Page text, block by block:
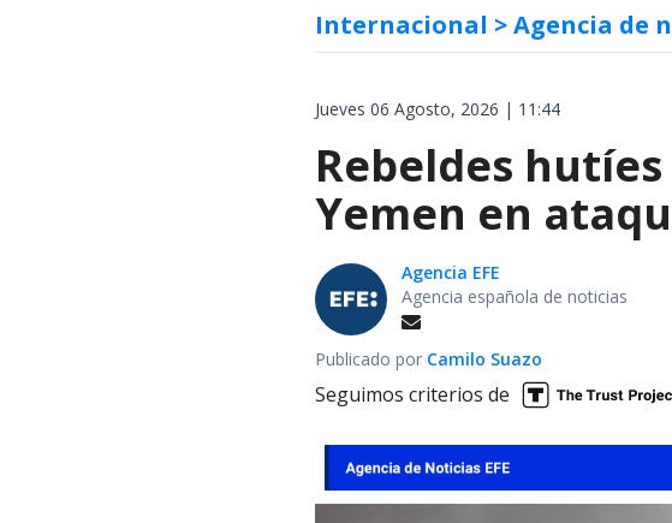
Internacional > Agencia de
Jueves 06 Agosto, 2026 | 11:44
Rebeldes
Yemen en
Agencia EFE
Agencia española de noticias
Publicado por Camilo Suazo
Seguimos criterios de